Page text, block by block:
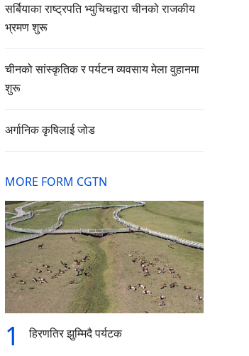
सर्बियाका राष्ट्रपति भ्युचिचद्वारा चीनको राजकीय
भ्रमण शुरू
चीनको सांस्कृतिक र पर्यटन व्यवसाय मेला वुहानमा
शुरू
अर्गानिक कृषिलाई जोड
MORE FORM CGTN
1 हिरणतिर झुम्मिदै पर्यटक